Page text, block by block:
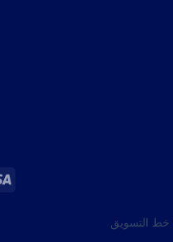
خط التسويق